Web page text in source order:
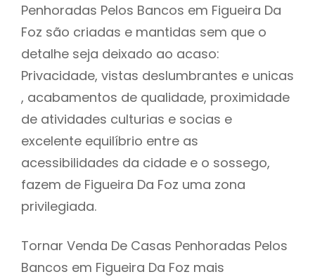
Penhoradas Pelos Bancos em Figueira Da
Foz são criadas e mantidas sem que o
detalhe seja deixado ao acaso:
Privacidade, vistas deslumbrantes e unicas
, acabamentos de qualidade, proximidade
de atividades culturias e socias e
excelente equilíbrio entre as
acessibilidades da cidade e o sossego,
fazem de Figueira Da Foz uma zona
privilegiada.
Tornar Venda De Casas Penhoradas Pelos
Bancos em Figueira Da Foz mais